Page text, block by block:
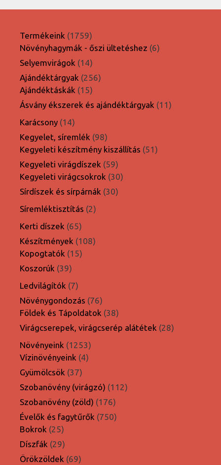
Termékeink 17591759
termék
Növényhagymák - őszi ültetéshez 66
Selyemvirágok 1414
termék
Ajándéktárgyak 256256
Ajándéktáskák 1515
termék
Ásvány ékszerek és ajándéktárgyak 1111
Karácsony 1414
termék
Kegyelet, síremlék 9898
termék
Kegyeleti készítmény kiszállítás 5151
Kegyeleti virágdíszek 5959
termék
Kegyeleti virágcsokrok 3030
Sírdíszek és sírpárnák 3030
Síremléktisztítás 22
Kerti díszek 6565
termék
Készítmények 108108
Kopogtatók 1515
Koszorúk 3939
termék
Ledvilágítók 77
termék
Növénygondozás 7676
termék
Földek és Tápoldatok 3838
termék
Virágcserepek, virágcserép alátétek 2828
Növényeink 12531253
termék
Vízinövényeink 44
Gyümölcsök 3737
termék
Szobanövény (virágzó) 112112
Szobanövény (zöld) 176176
termék
Évelők és fagytűrők 750750
Bokrok 2525
termék
Díszfák 2929
termék
Örökzöldek 6969